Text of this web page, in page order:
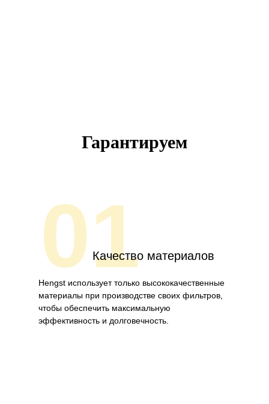
Гарантируем
01Качество материалов
Hengst использует только высококачественные
материалы при производстве своих фильтров,
чтобы обеспечить максимальную
эффективность и долговечность.